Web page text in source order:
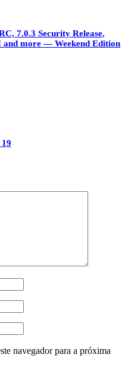
7.0.3 Security Release,
and more — Weekend Edition
navegador para a próxima